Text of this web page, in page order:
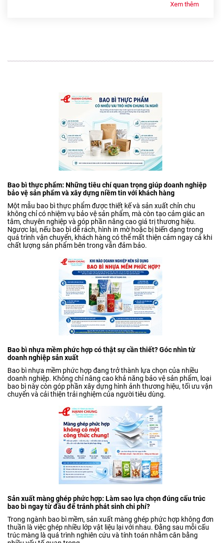
Xem thêm
Bao bì thực phẩm: Những tiêu chí quan trọng giúp doanh nghiệp
bảo vệ sản phẩm và xây dựng niềm tin với khách hàng
Một mẫu bao bì thực phẩm được thiết kế và sản xuất chỉn chu
không chỉ có nhiệm vụ bảo vệ sản phẩm, mà còn tạo cảm giác an
tâm, chuyên nghiệp và góp phần nâng cao giá trị thương hiệu.
Ngược lại, nếu bao bì dễ rách, hình in mờ hoặc bị biến dạng trong
quá trình vận chuyển, khách hàng có thể mất thiện cảm ngay cả khi
chất lượng sản phẩm bên trong vẫn đảm bảo.
Bao bì nhựa mềm phức hợp có thật sự cần thiết? Góc nhìn từ
doanh nghiệp sản xuất
Bao bì nhựa mềm phức hợp đang trở thành lựa chọn của nhiều
doanh nghiệp. Không chỉ nâng cao khả năng bảo vệ sản phẩm, loại
bao bì này còn góp phần xây dựng hình ảnh thương hiệu, tối ưu vận
chuyển và cải thiện trải nghiệm của người tiêu dùng.
Sản xuất màng ghép phức hợp: Làm sao lựa chọn đúng cấu trúc
bao bì ngay từ đầu để tránh phát sinh chi phí?
Trong ngành bao bì mềm, sản xuất màng ghép phức hợp không đơn
thuần là việc ghép nhiều lớp vật liệu lại với nhau. Đằng sau mỗi cấu
trúc màng là quá trình nghiên cứu và tính toán nhằm cân bằng